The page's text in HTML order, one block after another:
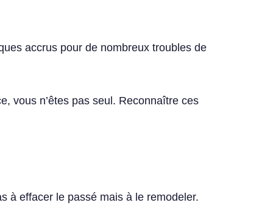
accrus pour de nombreux troubles de
vous n’êtes pas seul. Reconnaître ces
à effacer le passé mais à le remodeler.